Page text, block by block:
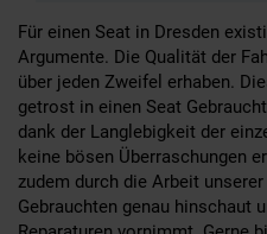
Für einen Seat in Dresden
Argumente. Die Qualität der
über jeden Zweifel erhaben.
getrost in einen Seat
dank der Langlebigkeit der
keine bösen Überraschungen
zudem durch die Arbeit
Gebrauchten genau hinschaut